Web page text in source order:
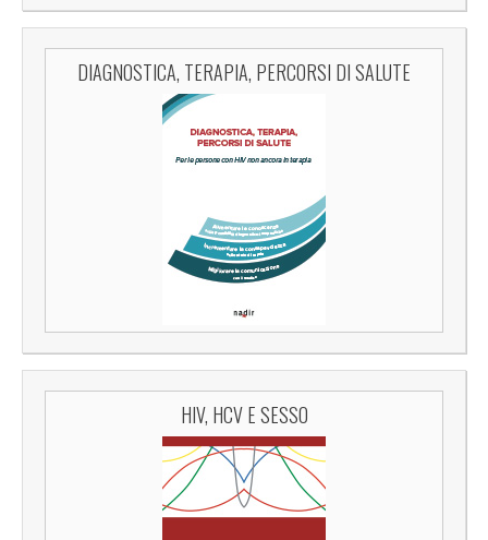
DIAGNOSTICA, TERAPIA, PERCORSI DI SALUTE
HIV, HCV E SESSO